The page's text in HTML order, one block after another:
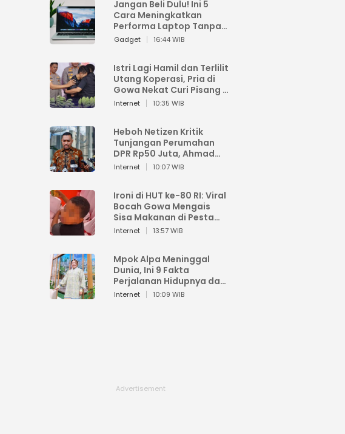
Jangan Beli Dulu! Ini 5
Cara Meningkatkan
Performa Laptop Tanpa
Harus Beli Baru
Gadget 16:44 WIB
Istri Lagi Hamil dan Terlilit
Utang Koperasi, Pria di
Gowa Nekat Curi Pisang 4
Tandan Milik Tetangga,
Internet 10:35 WIB
Heboh Netizen Kritik
Tunjangan Perumahan
DPR Rp50 Juta, Ahmad
Sahroni: Enggak Senang
Internet 10:07 WIB
Ironi di HUT ke-80 RI: Viral
Bocah Gowa Mengais
Sisa Makanan di Pesta
Kemerdekaan
Internet 13:57 WIB
Mpok Alpa Meninggal
Dunia, Ini 9 Fakta
Perjalanan Hidupnya dari
Viral hingga Puncak
Internet 10:09 WIB